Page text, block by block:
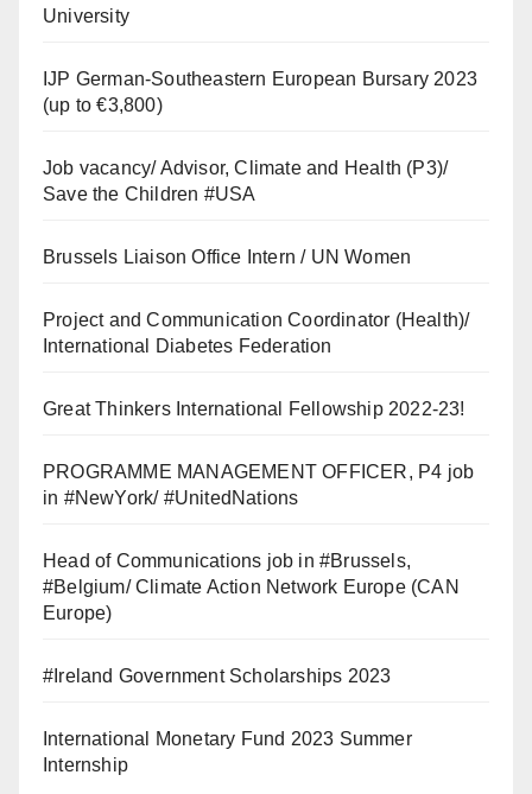
University
IJP German-Southeastern European Bursary 2023
(up to €3,800)
Job vacancy/ Advisor, Climate and Health (P3)/
Save the Children #USA
Brussels Liaison Office Intern / UN Women
Project and Communication Coordinator (Health)/
International Diabetes Federation
Great Thinkers International Fellowship 2022-23!
PROGRAMME MANAGEMENT OFFICER, P4 job
in #NewYork/ #UnitedNations
Head of Communications job in #Brussels,
#Belgium/ Climate Action Network Europe (CAN
Europe)
#Ireland Government Scholarships 2023
International Monetary Fund 2023 Summer
Internship